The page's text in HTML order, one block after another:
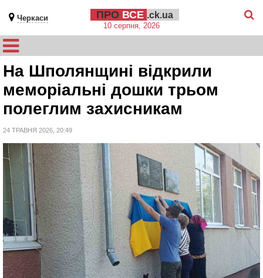
Черкаси ПРО ВСЕ .ck.ua
10 серпня, 2026
На Шполянщині відкрили
меморіальні дошки трьом
полеглим захисникам
24 ТРАВНЯ 2026, 20:49